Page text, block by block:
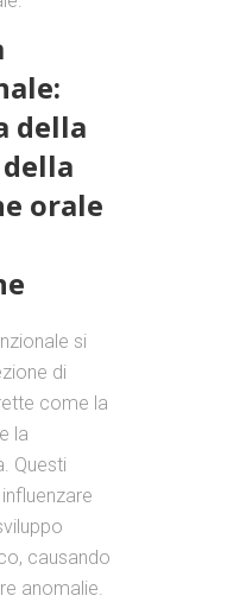
della
orale
si
di
come la
la
Questi
causando
anomalie.